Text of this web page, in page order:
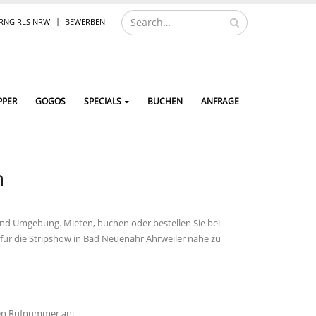
NRW BEWERBEN
GOGOS SPECIALS BUCHEN ANFRAGE
Umgebung. Mieten, buchen oder bestellen Sie bei
die Stripshow in Bad Neuenahr Ahrweiler nahe zu
Rufnummer an: